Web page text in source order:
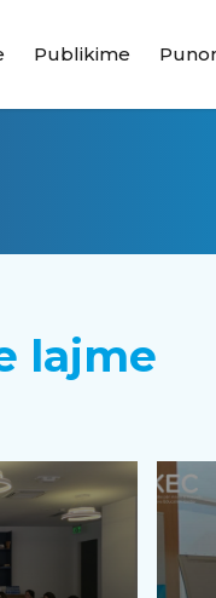
Publikime
lajme